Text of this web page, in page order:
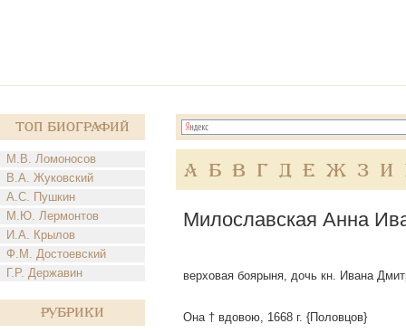
Топ Биографий
М.В. Ломоносов
В.А. Жуковский
А.С. Пушкин
М.Ю. Лермонтов
И.А. Крылов
Ф.М. Достоевский
Г.Р. Державин
Рубрики
А Б В Г Д Е Ж З И
Милославская Анна
верховая боярыня, дочь кн. Ивана
Она † вдовою, 1668 г. {Половцов}